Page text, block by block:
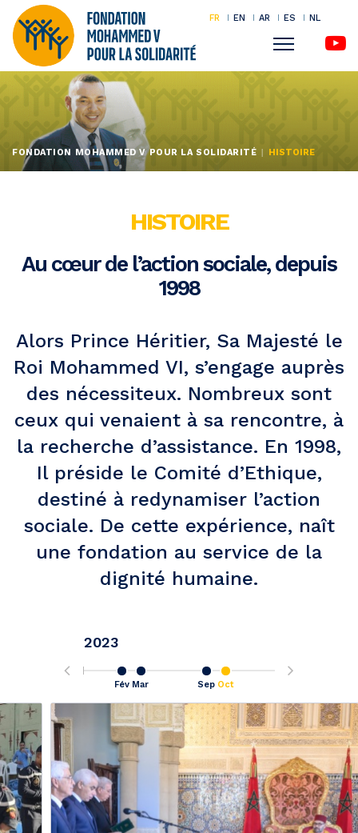
Aller
au
principal
FR EN AR ES NL
Menu
FONDATION MOHAMMED V POUR LA SOLIDARITÉ HISTOIRE
HISTOIRE
Au cœur de l’action sociale, depuis
1998
Alors Prince Héritier, Sa Majesté le
Roi Mohammed VI, s’engage auprès
des nécessiteux. Nombreux sont
ceux qui venaient à sa rencontre, à
la recherche d’assistance. En 1998,
Il préside le Comité d’Ethique,
destiné à redynamiser l’action
sociale. De cette expérience, naît
une fondation au service de la
dignité humaine.
2023
Fév Mar Sep Oct